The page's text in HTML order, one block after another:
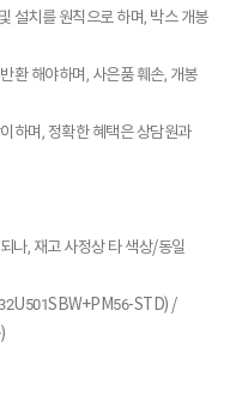
설치를 원칙으로 하며, 박스 개봉
환 해야하며, 사은품 훼손, 개봉
하며, 정확한 혜택은 상담원과
나, 재고 사정상 타 색상/동일
STD) /